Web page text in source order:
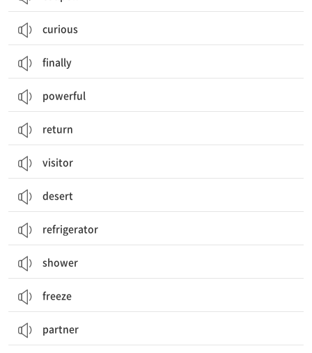
curious
finally
powerful
return
visitor
desert
refrigerator
shower
freeze
partner